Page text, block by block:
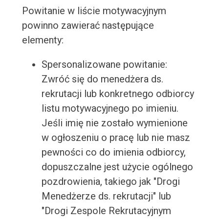
Powitanie w liście motywacyjnym
powinno zawierać następujące
elementy:
Spersonalizowane powitanie:
Zwróć się do menedżera ds.
rekrutacji lub konkretnego odbiorcy
listu motywacyjnego po imieniu.
Jeśli imię nie zostało wymienione
w ogłoszeniu o pracę lub nie masz
pewności co do imienia odbiorcy,
dopuszczalne jest użycie ogólnego
pozdrowienia, takiego jak "Drogi
Menedżerze ds. rekrutacji" lub
"Drogi Zespole Rekrutacyjnym